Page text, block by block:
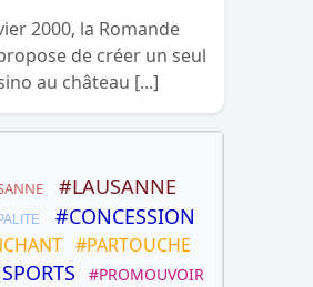
2000, la Romande
de créer un seul
au château [...]
#LAUSANNE
#CONCESSION
#PARTOUCHE
#PROMOUVOIR